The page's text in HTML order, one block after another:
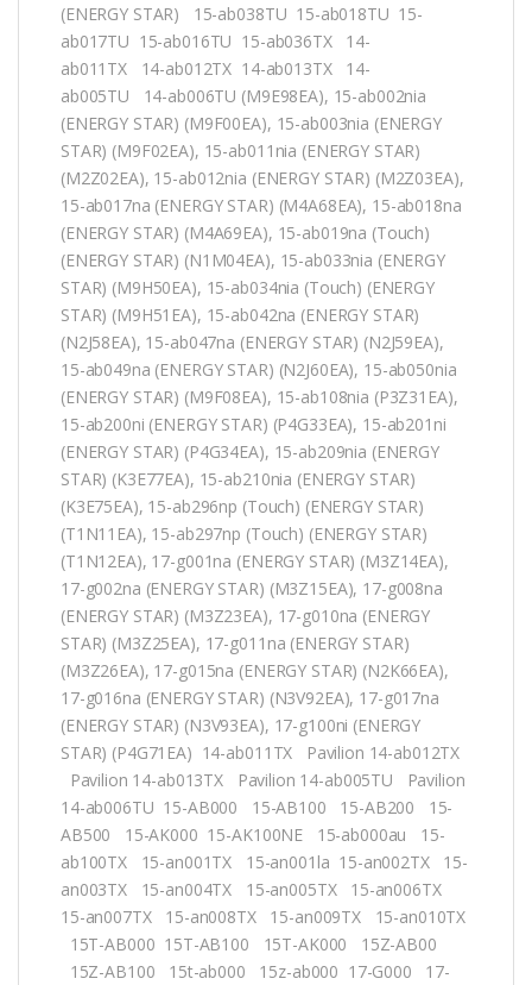
(ENERGY STAR) 15-ab038TU 15-ab018TU 15-
ab017TU 15-ab016TU 15-ab036TX 14-
ab011TX 14-ab012TX 14-ab013TX 14-
ab005TU 14-ab006TU (M9E98EA), 15-ab002nia
(ENERGY STAR) (M9F00EA), 15-ab003nia (ENERGY
STAR) (M9F02EA), 15-ab011nia (ENERGY STAR)
(M2Z02EA), 15-ab012nia (ENERGY STAR) (M2Z03EA),
15-ab017na (ENERGY STAR) (M4A68EA), 15-ab018na
(ENERGY STAR) (M4A69EA), 15-ab019na (Touch)
(ENERGY STAR) (N1M04EA), 15-ab033nia (ENERGY
STAR) (M9H50EA), 15-ab034nia (Touch) (ENERGY
STAR) (M9H51EA), 15-ab042na (ENERGY STAR)
(N2J58EA), 15-ab047na (ENERGY STAR) (N2J59EA),
15-ab049na (ENERGY STAR) (N2J60EA), 15-ab050nia
(ENERGY STAR) (M9F08EA), 15-ab108nia (P3Z31EA),
15-ab200ni (ENERGY STAR) (P4G33EA), 15-ab201ni
(ENERGY STAR) (P4G34EA), 15-ab209nia (ENERGY
STAR) (K3E77EA), 15-ab210nia (ENERGY STAR)
(K3E75EA), 15-ab296np (Touch) (ENERGY STAR)
(T1N11EA), 15-ab297np (Touch) (ENERGY STAR)
(T1N12EA), 17-g001na (ENERGY STAR) (M3Z14EA),
17-g002na (ENERGY STAR) (M3Z15EA), 17-g008na
(ENERGY STAR) (M3Z23EA), 17-g010na (ENERGY
STAR) (M3Z25EA), 17-g011na (ENERGY STAR)
(M3Z26EA), 17-g015na (ENERGY STAR) (N2K66EA),
17-g016na (ENERGY STAR) (N3V92EA), 17-g017na
(ENERGY STAR) (N3V93EA), 17-g100ni (ENERGY
STAR) (P4G71EA) 14-ab011TX Pavilion 14-ab012TX
Pavilion 14-ab013TX Pavilion 14-ab005TU Pavilion
14-ab006TU 15-AB000 15-AB100 15-AB200 15-
AB500 15-AK000 15-AK100NE 15-ab000au 15-
ab100TX 15-an001TX 15-an001la 15-an002TX 15-
an003TX 15-an004TX 15-an005TX 15-an006TX
15-an007TX 15-an008TX 15-an009TX 15-an010TX
15T-AB000 15T-AB100 15T-AK000 15Z-AB00
15Z-AB100 15t-ab000 15z-ab000 17-G000 17-